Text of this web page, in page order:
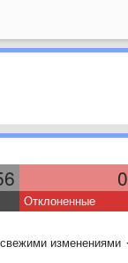
0
Отклоненные
изменениями